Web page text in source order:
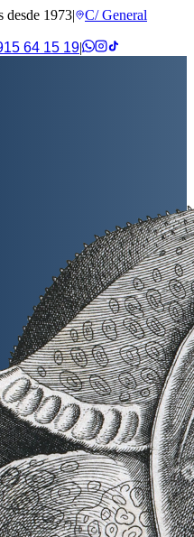
desde 1973|
C/ General
64 15 19|